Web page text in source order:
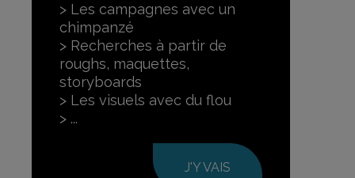
Les campagnes avec un
chimpanzé
Recherches à partir de
roughs, maquettes,
storyboards
Les visuels avec du flou
...
J'Y VAIS